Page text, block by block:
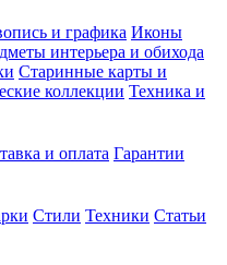
и графика Иконы
интерьера и обихода
Старинные карты и
коллекции Техника и
и оплата Гарантии
Стили Техники Статьи